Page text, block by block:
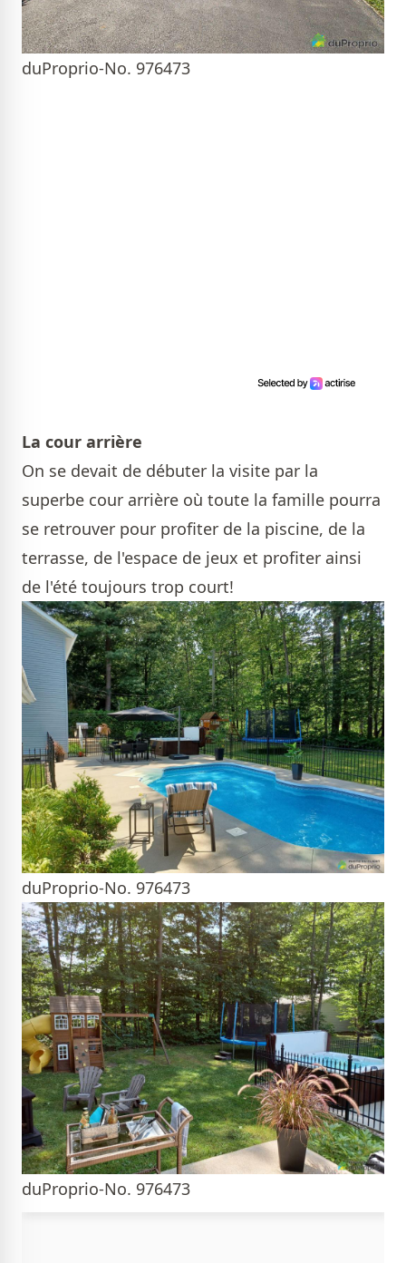
duProprio-No. 976473
La cour arrière
On se devait de débuter la visite par la
superbe cour arrière où toute la famille pourra
se retrouver pour profiter de la piscine, de la
terrasse, de l'espace de jeux et profiter ainsi
de l'été toujours trop court!
duProprio-No. 976473
duProprio-No. 976473